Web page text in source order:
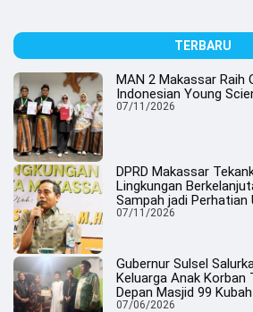
TERBARU
MAN 2 Makassar Raih
Indonesian Young
07/11/2026
DPRD Makassar
Lingkungan
Sampah jadi Perhatian
07/11/2026
Gubernur Sulsel
Keluarga Anak Korban
Depan Masjid 99 Kubah
07/06/2026